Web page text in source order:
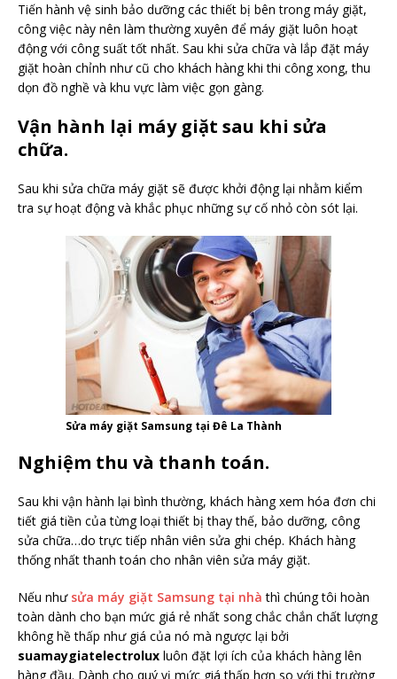
Tiến hành vệ sinh bảo dưỡng các thiết bị bên trong máy giặt,
công việc này nên làm thường xuyên để máy giặt luôn hoạt
động với công suất tốt nhất. Sau khi sửa chữa và lắp đặt máy
giặt hoàn chỉnh như cũ cho khách hàng khi thi công xong, thu
dọn đồ nghề và khu vực làm việc gọn gàng.
Vận hành lại máy giặt sau khi sửa
chữa.
Sau khi sửa chữa máy giặt sẽ được khởi động lại nhằm kiểm
tra sự hoạt động và khắc phục những sự cố nhỏ còn sót lại.
Sửa máy giặt Samsung tại Đê La Thành
Nghiệm thu và thanh toán.
Sau khi vận hành lại bình thường, khách hàng xem hóa đơn chi
tiết giá tiền của từng loại thiết bị thay thế, bảo dưỡng, công
sửa chữa…do trực tiếp nhân viên sửa ghi chép. Khách hàng
thống nhất thanh toán cho nhân viên sửa máy giặt.
Nếu như sửa máy giặt Samsung tại nhà thì chúng tôi hoàn
toàn dành cho bạn mức giá rẻ nhất song chắc chắn chất lượng
không hề thấp như giá của nó mà ngược lại bởi
suamaygiatelectrolux luôn đặt lợi ích của khách hàng lên
hàng đầu. Dành cho quý vị mức giá thấp hơn so với thị trường